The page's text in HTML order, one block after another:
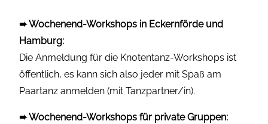
➨ Wochenend-Workshops in Eckernförde und
Hamburg:
Die Anmeldung für die Knotentanz-Workshops ist
öffentlich, es kann sich also jeder mit Spaß am
Paartanz anmelden (mit Tanzpartner/in).
➨ Wochenend-Workshops für private Gruppen: